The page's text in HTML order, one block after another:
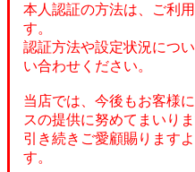
本人認証の方法は、ご利
す。
認証方法や設定状況につ
い合わせください。
当店では、今後もお客様
スの提供に努めてまいりま
引き続きご愛顧賜ります
す。